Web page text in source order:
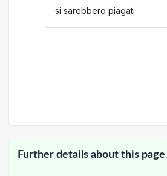
si sarebbero piagati
Further details about this page